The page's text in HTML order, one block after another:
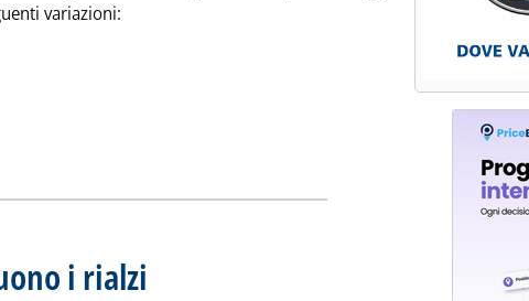
variazioni:
i rialzi